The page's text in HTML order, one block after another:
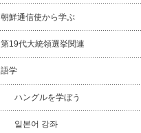
朝鮮通信使から学ぶ
第19代大統領選挙関連
語学
ハングルを学ぼう
일본어 강좌